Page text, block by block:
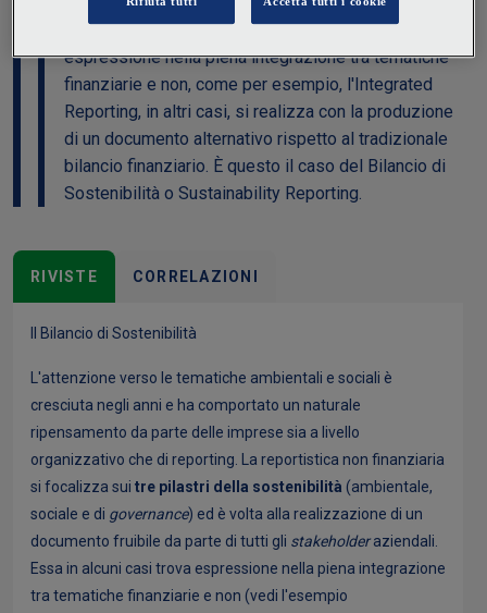
Il reporting di sostenibilità, in alcuni casi, trova
espressione nella piena integrazione tra tematiche
finanziarie e non, come per esempio, l'Integrated
Reporting, in altri casi, si realizza con la produzione
di un documento alternativo rispetto al tradizionale
bilancio finanziario. È questo il caso del Bilancio di
Sostenibilità o Sustainability Reporting.
RIVISTE CORRELAZIONI
Il Bilancio di Sostenibilità
L'attenzione verso le tematiche ambientali e sociali è
cresciuta negli anni e ha comportato un naturale
ripensamento da parte delle imprese sia a livello
organizzativo che di reporting. La reportistica non finanziaria
si focalizza sui tre pilastri della sostenibilità (ambientale,
sociale e di governance) ed è volta alla realizzazione di un
documento fruibile da parte di tutti gli stakeholderaziendali.
Essa in alcuni casi trova espressione nella piena integrazione
tra tematiche finanziarie e non (vedi l'esempio